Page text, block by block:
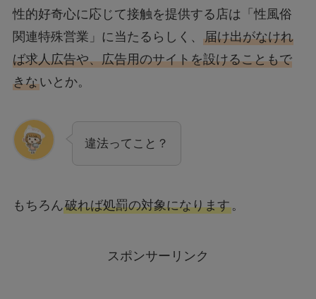
性的好奇心に応じて接触を提供する店は「性風俗
関連特殊営業」に当たるらしく、 届け出がなけれ
ば求人広告や、広告用のサイトを設けることもで
きないとか。
違法ってこと？
もちろん破れば処罰の対象になります。
スポンサーリンク